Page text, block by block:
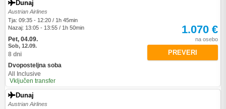
Dunaj
Austrian Airlines
Tja: 09:35 - 12:20 / 1h 45min
Nazaj: 13:05 - 13:55 / 1h 50min
Pet, 04.09.
Sob, 12.09.
8 dni
Dvoposteljna soba
All Inclusive
Vključen transfer
1.070 €
na osebo
PREVERI
Dunaj
Austrian Airlines